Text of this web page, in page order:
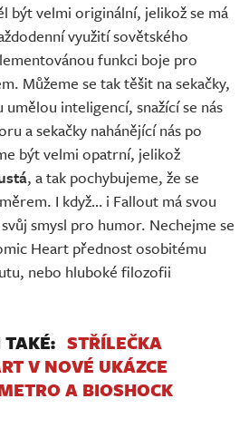
být velmi originální, jelikož se má
využití sovětského
funkci boje pro
Můžeme se tak těšit na sekačky,
inteligencí, snažící se nás
a sekačky nahánějící nás po
být velmi opatrní, jelikož
, a tak pochybujeme, že se
I když… i Fallout má svou
smysl pro humor. Nechejme se
Heart přednost osobitému
nebo hluboké filozofii
TAKÉ: STŘÍLEČKA
V NOVÉ UKÁZCE
A BIOSHOCK